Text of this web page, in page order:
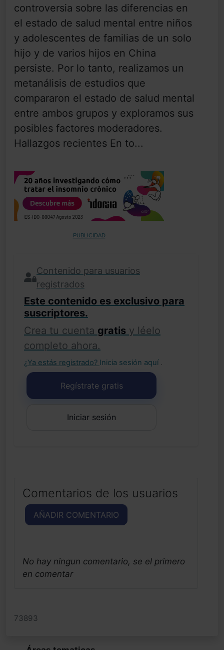
controversia sobre las diferencias en
el estado de salud mental entre niños
y adolescentes de familias de un solo
hijo y de varios hijos en China
persiste. Por lo tanto, realizamos un
metanálisis de estudios que
compararon el estado de salud mental
entre ambos grupos y exploramos sus
posibles factores moderadores.
Hallazgos recientes En to...
PUBLICIDAD
Contenido para usuarios
registrados
Este contenido es exclusivo para
suscriptores.
Crea tu cuenta gratis y léelo
completo ahora.
¿Ya estás registrado? Inicia sesión aquí .
Regístrate gratis
Iniciar sesión
Comentarios de los usuarios
AÑADIR COMENTARIO
No hay ningun comentario, se el primero
en comentar
73893